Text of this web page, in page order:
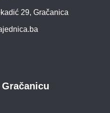
29, Gračanica